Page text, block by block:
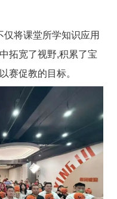
将课堂所学知识应用
拓宽了视野,积累了宝
赛促教的目标。